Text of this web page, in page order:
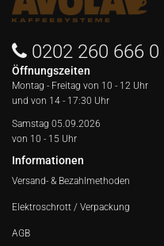
0202 260 666 0
Öffnungszeiten
Montag - Freitag von 10 - 12 Uhr
und von 14 - 17:30 Uhr
Samstag 05.09.2026
von 10 - 15 Uhr
Informationen
Versand- & Bezahlmethoden
Elektroschrott / Verpackung
AGB